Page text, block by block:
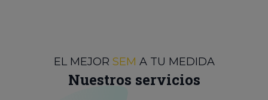
EL MEJOR SEM A TU MEDIDA
Nuestros servicios